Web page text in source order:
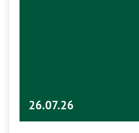
26.07.26